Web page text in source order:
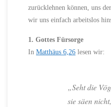
zurücklehnen können, uns
wir uns einfach arbeitslos
1. Gottes Fürsorge
InMatthäus 6,26 lesen wir:
„Seht die
sie säen